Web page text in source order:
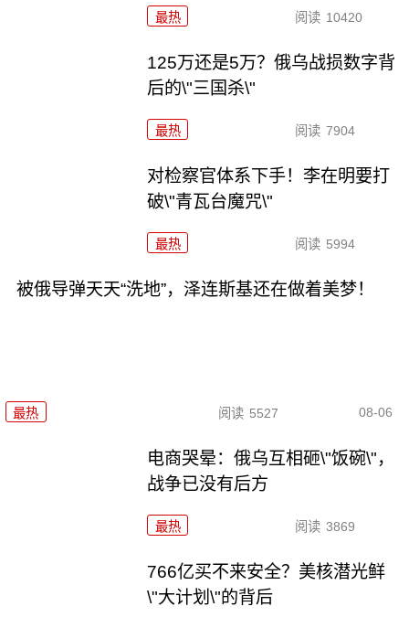
最热 阅读 10420
125万还是5万？俄乌战损数字背
后的\"三国杀\"
最热 阅读 7904
对检察官体系下手！李在明要打
破\"青瓦台魔咒\"
最热 阅读 5994
被俄导弹天天“洗地”，泽连斯基还在做着美梦！
最热 阅读 5527 08-06
电商哭晕：俄乌互相砸\"饭碗\"，
战争已没有后方
最热 阅读 3869
766亿买不来安全？美核潜光鲜
\"大计划\"的背后